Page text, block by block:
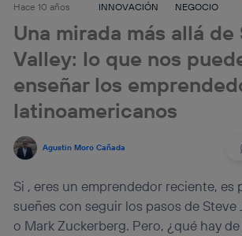
Hace 10 años INNOVACIÓN NEGOCIO
Una mirada más allá
Valley: lo que nos
enseñar los
latinoamericanos
Agustin Moro Cañada
Si , eres un emprendedor reciente, es
sueñes con seguir los pasos de Steve
o Mark Zuckerberg. Pero, ¿qué hay de